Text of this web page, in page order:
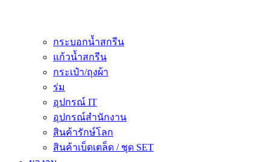
กระบอกน้ำสกรีน
แก้วน้ำสกรีน
กระเป๋า/ถุงผ้า
ร่ม
อุปกรณ์ IT
อุปกรณ์สำนักงาน
สินค้ารักษ์โลก
สินค้าเบ็ดเตล็ด / ชุด SET